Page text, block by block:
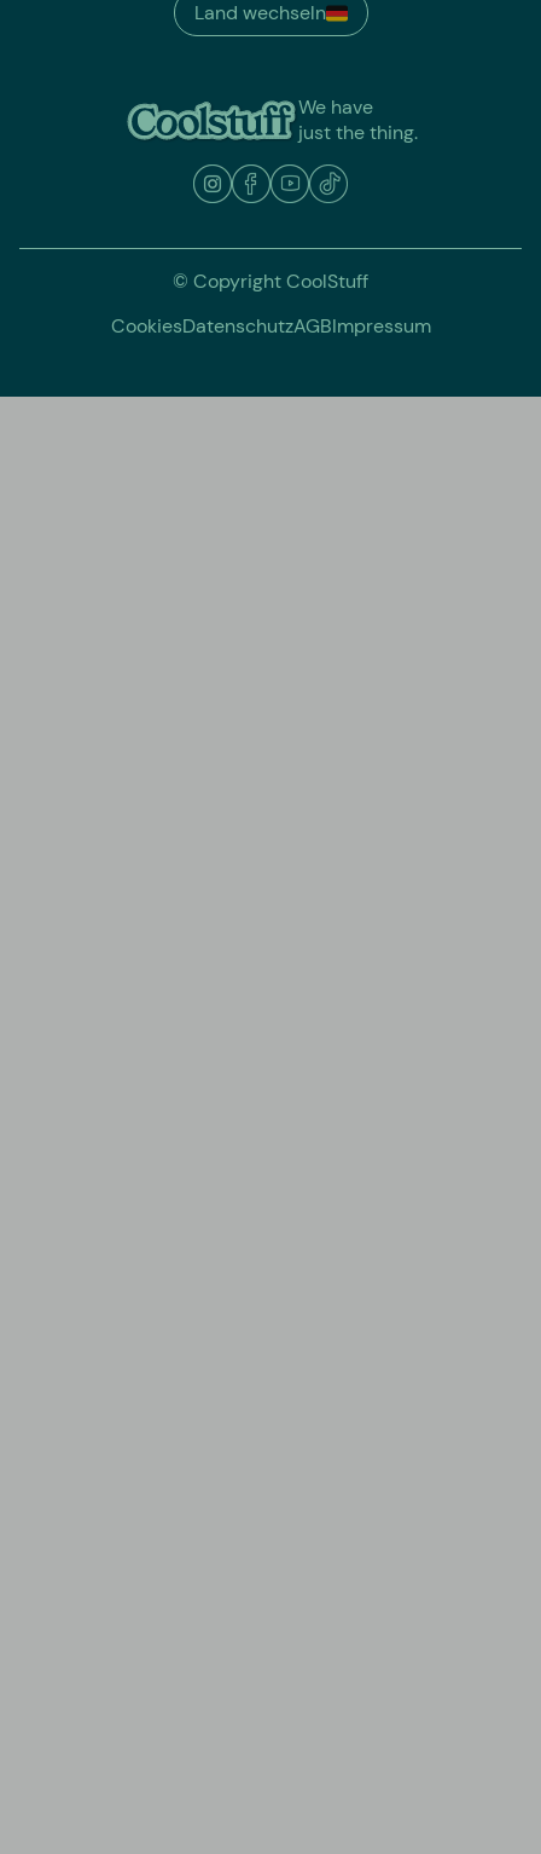
We have
just the thing.
Land wechseln
© Copyright CoolStuff
CookiesDatenschutzAGBImpressum